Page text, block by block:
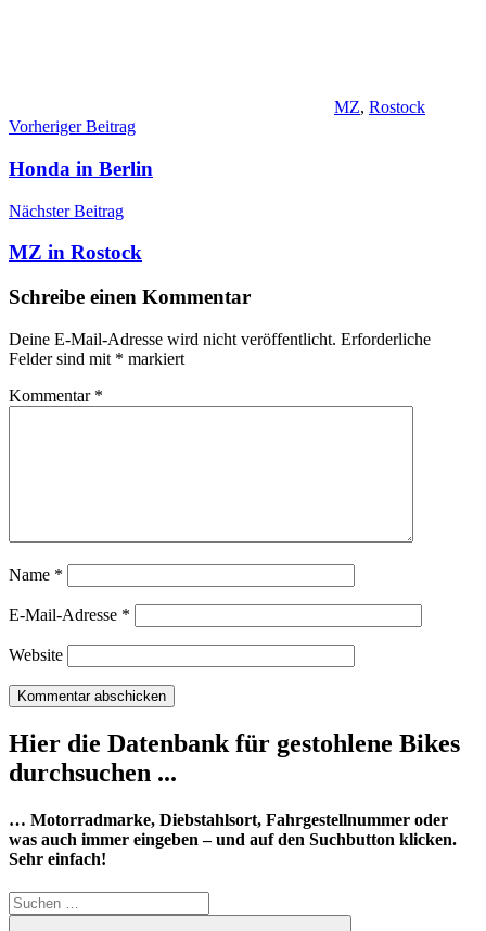
MZ, Rostock
Beitragsnavigation
Vorheriger Beitrag
Honda in Berlin
Nächster Beitrag
MZ in Rostock
Schreibe einen Kommentar
Deine E-Mail-Adresse wird nicht veröffentlicht. Erforderliche
Felder sind mit * markiert
Kommentar *
Name *
E-Mail-Adresse *
Website
Hier die Datenbank für gestohlene Bikes
durchsuchen ...
… Motorradmarke, Diebstahlsort, Fahrgestellnummer oder
was auch immer eingeben – und auf den Suchbutton klicken.
Sehr einfach!
Suchen
nach: